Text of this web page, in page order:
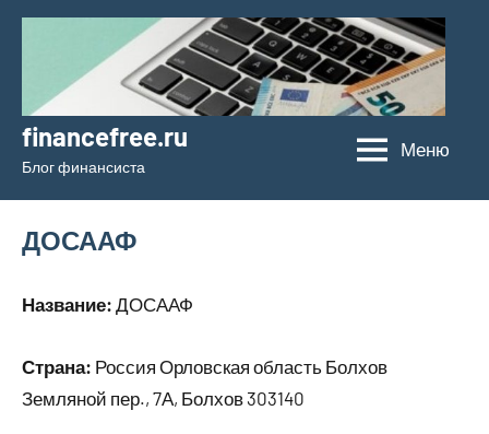
Перейти
содержимому
financefree.ru
Блог финансиста
Меню
ДОСААФ
Название: ДОСААФ
Страна: Россия Орловская область Болхов
Земляной пер., 7А, Болхов 303140